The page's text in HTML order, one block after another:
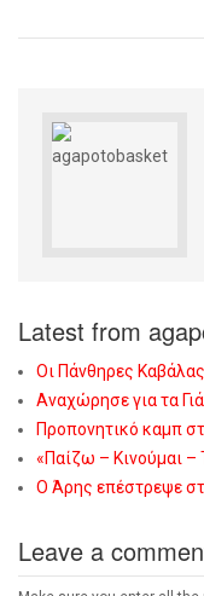
Latest from
Οι Πάνθηρες
Αναχώρησε για τα
Προπονητικό καμπ
«Παίζω – Κινούμαι
Ο Άρης επέστρεψε
Leave a